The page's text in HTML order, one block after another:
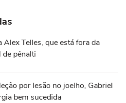
Alex Telles, que está fora da
de pênalti
por lesão no joelho, Gabriel
bem sucedida